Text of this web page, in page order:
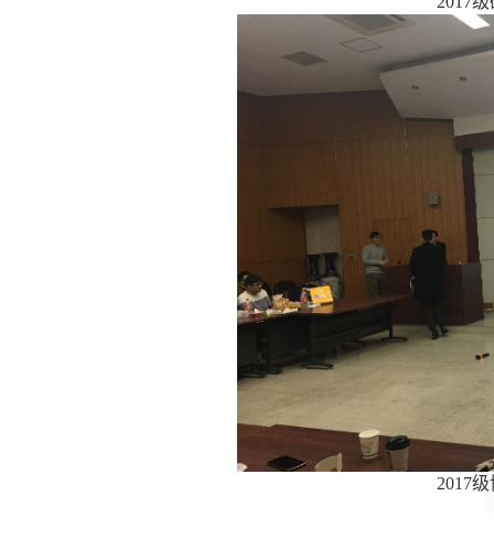
2017级